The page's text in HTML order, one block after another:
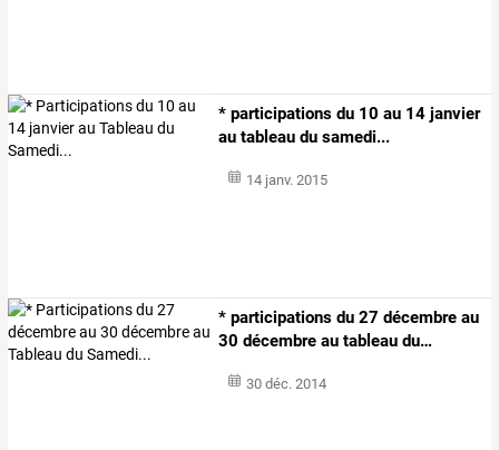
* participations du 10 au 14 janvier
au tableau du samedi...
14 janv. 2015
* participations du 27 décembre au
30 décembre au tableau du…
30 déc. 2014